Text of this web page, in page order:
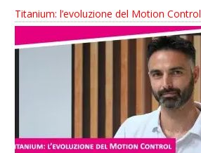
Titanium: l’evoluzione del Motion Control